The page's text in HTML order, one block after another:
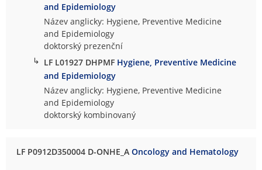
and Epidemiology
Název anglicky: Hygiene, Preventive Medicine
and Epidemiology
doktorský prezenční
↳ LF L01927 DHPMF Hygiene, Preventive Medicine
and Epidemiology
Název anglicky: Hygiene, Preventive Medicine
and Epidemiology
doktorský kombinovaný
LF P0912D350004 D-ONHE_AOncology and Hematology